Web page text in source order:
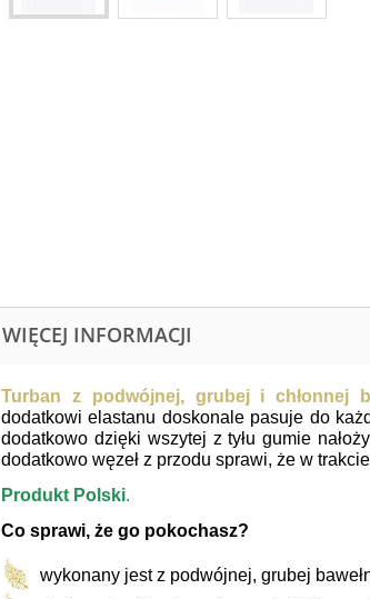
WIĘCEJ INFORMACJI
Turban z podwójnej, grubej i chłonnej
dodatkowi elastanu doskonale pasuje do
dodatkowo dzięki wszytej z tyłu gumie
dodatkowo węzeł z przodu sprawi, że w
Produkt Polski.
Co sprawi, że go pokochasz?
wykonany jest z podwójnej, grubej